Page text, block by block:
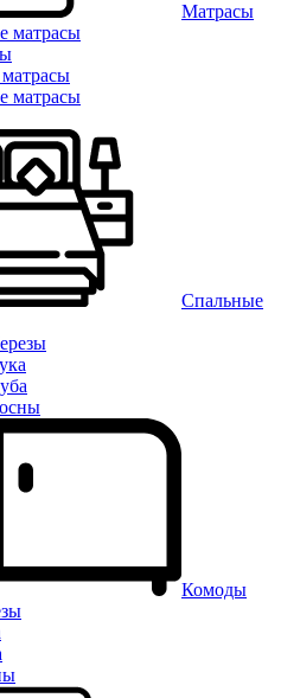
Матрасы
матрасы
матрасы
Спальные
Комоды